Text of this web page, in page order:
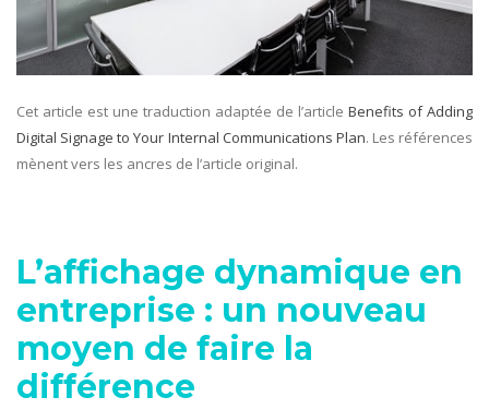
Cet article est une traduction adaptée de l’article Benefits of Adding
Digital Signage to Your Internal Communications Plan. Les références
mènent vers les ancres de l’article original.
L’affichage dynamique en
entreprise : un nouveau
moyen de faire la
différence